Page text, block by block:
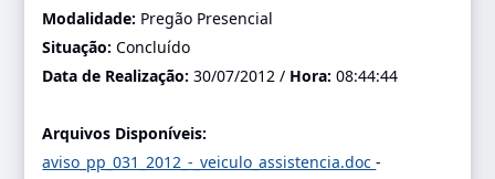
Modalidade: Pregão Presencial
Situação:Concluído
Data de Realização:30/07/2012 / Hora:08:44:44
Arquivos Disponíveis:
aviso_pp_031_2012_-_veiculo_assistencia.doc-